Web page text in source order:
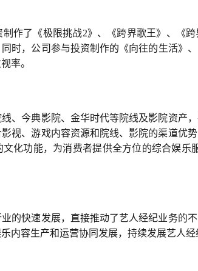
作了《极限挑战2》、《跨界歌王》、《
时，公司参与投资制作的《向往的生活》
率。
、今典影院、金华时代等院线及影院资产
视、游戏内容资源和院线、影院的渠道优
化功能，为消费者提供全方位的综合娱乐
的快速发展，直接推动了艺人经纪业务的
内容生产和运营协同发展，持续发展艺人经